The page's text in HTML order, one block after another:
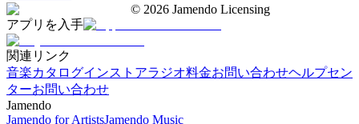
© 2026 Jamendo Licensing
アプリを入手
関連リンク
音楽カタログインストアラジオ料金お問い合わせヘルプセン
ターお問い合わせ
Jamendo
Jamendo for ArtistsJamendo Music